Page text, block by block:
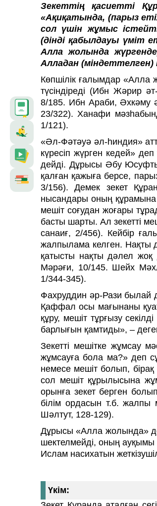
Зекеттің қасиетті
«Ақиқатында, (парыз
сол үшін жұмыс
(дінді қабылдауы үміт
Алла жолында
Алладан (міндеттелген)
Көпшілік ғалымдар «Алла
түсіндіреді (Ибн Жәрир
8/185. Ибн Араби, Әхкәму
23/322). Ханафи
1/121).
«Әл-Фәтәуә әл-һиндия»
күресіп жүрген кедей»
дейді. Дұрысы Әбу
қалған қажыға берсе,
3/156). Демек зекет
нысандары оның құрамына
мешіт соғудан жоғары
басты шарты. Ал зекетті
санаиғ, 2/456). Кейбір
жалпылама келген. Нақты
қатысты нақты дәлел
Мәрәғи, 10/145. Шейх
1/344-345).
Фахруддин әр-Рази былай
Қаффал осы мағынаны
құру, мешіт тұрғызу
барлығын қамтиды», –
Зекетті мешітке жұмсау
жұмсауға бола ма?» деп
немесе мешіт болып, бірақ
сол мешіт құрылысына
орынға зекет берген
білім ордасын т.б. жалпы
Шәлтут, 128-129).
Дұрысы «Алла жолында»
шектелмейді, оның
Ислам насихатын
Үкім: